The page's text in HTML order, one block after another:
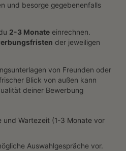
und besorge gegebenenfalls
2-3 Monate einrechnen.
der jeweiligen
von Freunden oder
Blick von außen kann
deiner Bewerbung
und Wartezeit (1-3 Monate vor
Auswahlgespräche vor.